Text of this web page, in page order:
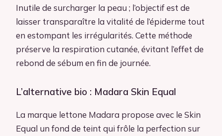
Inutile de surcharger la peau ; l’objectif est de
laisser transparaître la vitalité de l’épiderme tout
en estompant les irrégularités. Cette méthode
préserve la respiration cutanée, évitant l’effet de
rebond de sébum en fin de journée.
L’alternative bio : Madara Skin Equal
La marque lettone Madara propose avec le Skin
Equal un fond de teint qui frôle la perfection sur